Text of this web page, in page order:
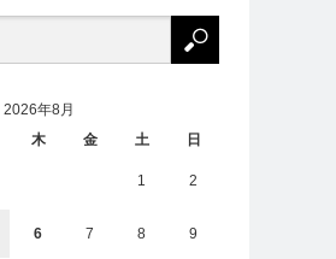
2026年8月
木 金 土 日
1 2
6 7 8 9